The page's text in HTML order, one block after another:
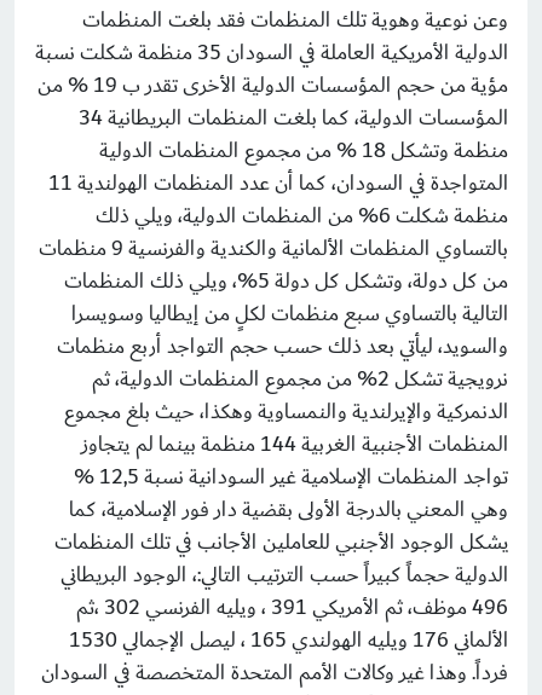
وعن نوعية وهوية تلك المنظمات فقد بلغت المنظمات
الدولية الأمريكية العاملة في السودان 35 منظمة شكلت نسبة
مؤية من حجم المؤسسات الدولية الأخرى تقدر ب 19 % من
المؤسسات الدولية، كما بلغت المنظمات البريطانية 34
منظمة وتشكل 18 % من مجموع المنظمات الدولية
المتواجدة في السودان، كما أن عدد المنظمات الهولندية 11
منظمة شكلت 6% من المنظمات الدولية، ويلي ذلك
بالتساوي المنظمات الألمانية والكندية والفرنسية 9 منظمات
من كل دولة، وتشكل كل دولة 5%، ويلي ذلك المنظمات
التالية بالتساوي سبع منظمات لكلٍ من إيطاليا وسويسرا
والسويد، ليأتي بعد ذلك حسب حجم التواجد أربع منظمات
نرويجية تشكل 2% من مجموع المنظمات الدولية، ثم
الدنمركية والإيرلندية والنمساوية وهكذا، حيث بلغ مجموع
المنظمات الأجنبية الغربية 144 منظمة بينما لم يتجاوز
تواجد المنظمات الإسلامية غير السودانية نسبة 12,5 %
وهي المعني بالدرجة الأولى بقضية دار فور الإسلامية، كما
يشكل الوجود الأجنبي للعاملين الأجانب في تلك المنظمات
الدولية حجماً كبيراً حسب الترتيب التالي:، الوجود البريطاني
496 موظف، ثم الأمريكي 391 ، ويليه الفرنسي 302 ،ثم
الألماني 176 ويليه الهولندي 165 ، ليصل الإجمالي 1530
فرداً. وهذا غير وكالات الأمم المتحدة المتخصصة في السودان